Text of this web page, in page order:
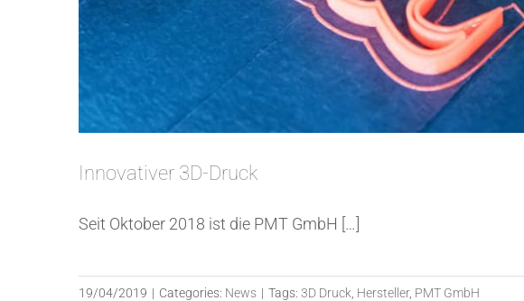
Innovativer 3D-Druck
Seit Oktober 2018 ist die PMT GmbH […]
19/04/2019 | Categories: News | Tags: 3D Druck Hersteller, PMT GmbH